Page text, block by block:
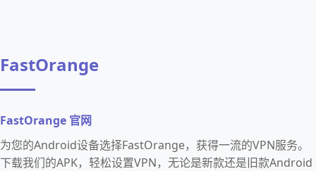
FastOrange
FastOrange 官网
为您的Android设备选择FastOrange，获得一流的VPN服务。
下载我们的APK，轻松设置VPN，无论是新款还是旧款Android